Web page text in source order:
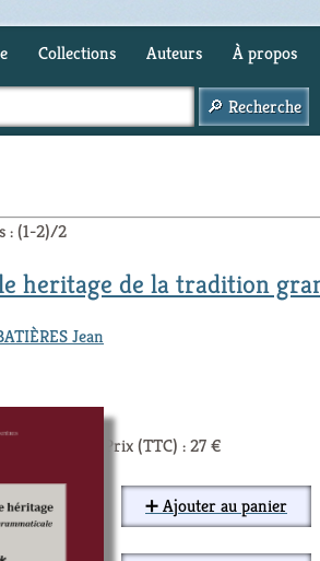
Collections Auteurs À propos
: (1-2)/2
heritage de la tradition
Jean
Prix (TTC) : 27 €
➕ Ajouter au panier